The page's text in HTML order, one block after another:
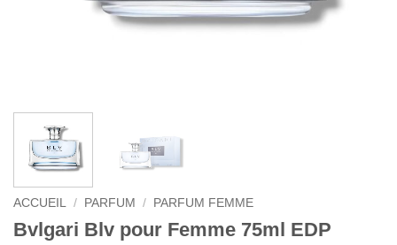
ACCUEIL / PARFUM / PARFUM FEMME
Bvlgari Blv pour Femme 75ml EDP